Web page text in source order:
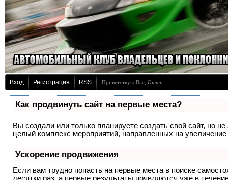
Вход Регистрация RSS Приветствую Вас Гость
Как продвинуть сайт на первые места?
Вы создали или только планируете создать свой сайт, но
целый комплекс мероприятий, направленных на
Ускорение продвижения
Если вам трудно попасть на первые места в поиске
десятки раз, а первые результаты появляются уже в